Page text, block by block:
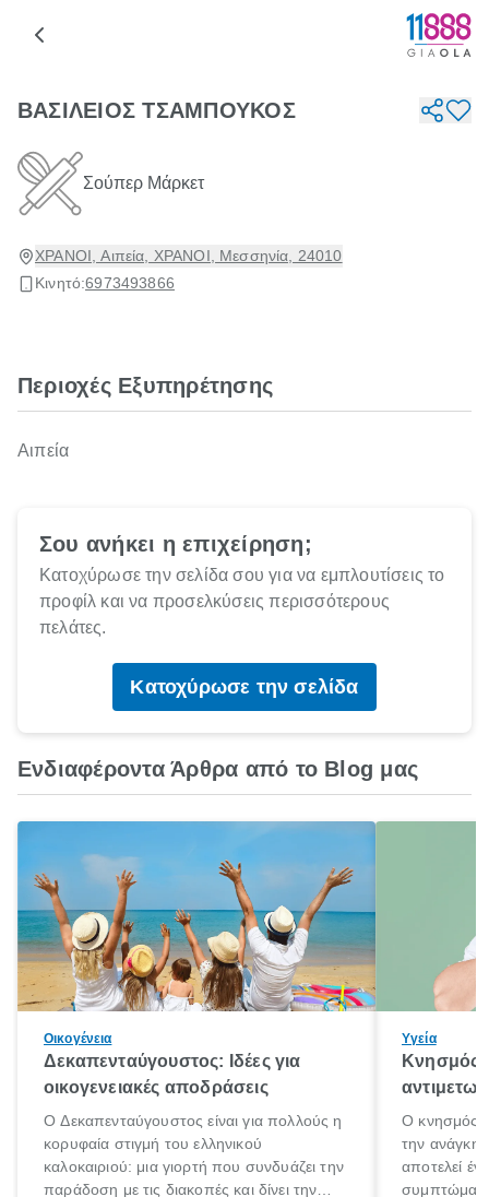
ΒΑΣΙΛΕΙΟΣ ΤΣΑΜΠΟΥΚΟΣ
Σούπερ Μάρκετ
ΧΡΑΝΟΙ, Αιπεία, ΧΡΑΝΟΙ, Μεσσηνία, 24010
Κινητό:6973493866
Περιοχές Εξυπηρέτησης
Αιπεία
Σου ανήκει η επιχείρηση;
Κατοχύρωσε την σελίδα σου για να εμπλουτίσεις το
προφίλ και να προσελκύσεις περισσότερους
πελάτες.
Κατοχύρωσε την σελίδα
Ενδιαφέροντα Άρθρα από το Blog μας
Οικογένεια
Δεκαπενταύγουστος: Ιδέες για
οικογενειακές αποδράσεις
Ο Δεκαπενταύγουστος είναι για πολλούς η
κορυφαία στιγμή του ελληνικού
καλοκαιριού: μια γιορτή που συνδυάζει την
παράδοση με τις διακοπές και δίνει την
Υγεία
Κνησμός:
Ο κνησμός
την ανάγκη
αποτελεί